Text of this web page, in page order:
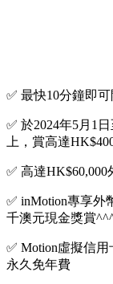
✅ 最快10分鐘即